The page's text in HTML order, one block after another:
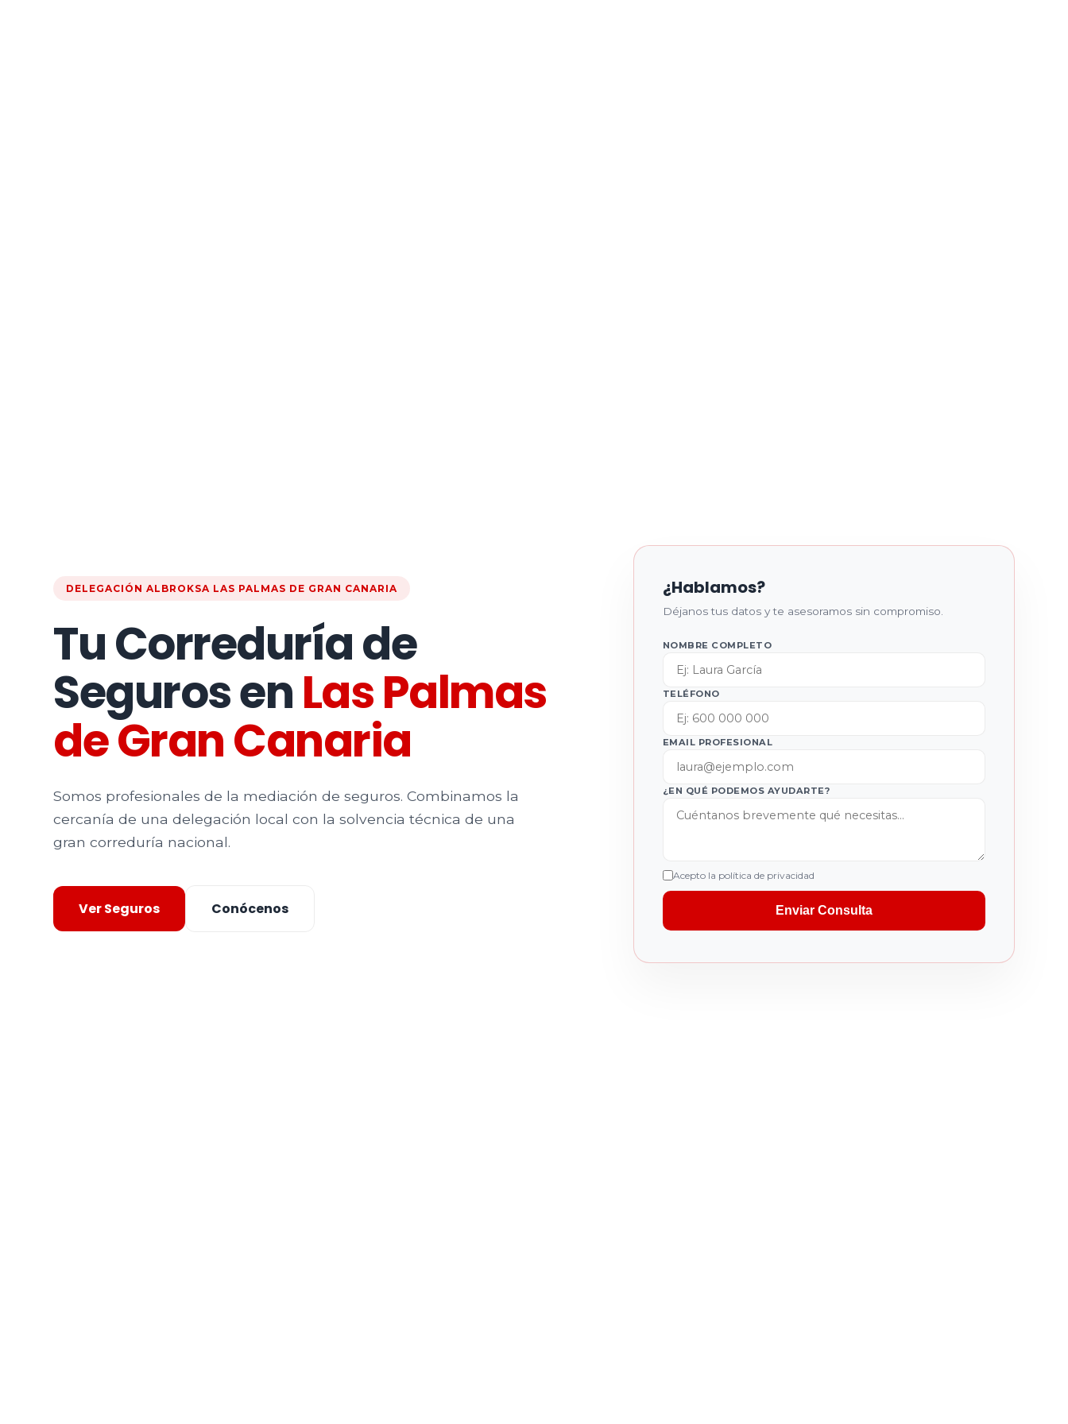
DELEGACIÓN ALBROKSA LAS PALMAS DE GRAN CANARIA
Tu Correduría de
Seguros enLas Palmas
de Gran Canaria
Somos profesionales de la mediación de seguros. Combinamos la
cercanía de una delegación local con la solvencia técnica de una
gran correduría nacional.
Ver Seguros Conócenos
¿Hablamos?
Déjanos tus datos y te asesoramos sin compromiso.
NOMBRE COMPLETO
TELÉFONO
EMAIL PROFESIONAL
¿EN QUÉ PODEMOS AYUDARTE?
Acepto la política de privacidad
Enviar Consulta